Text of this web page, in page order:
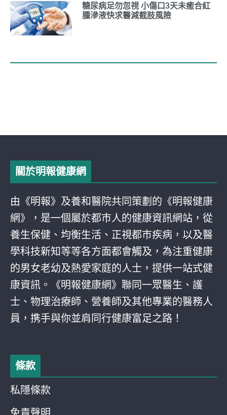
糖尿病足勿忽視 小傷口3天未癒合紅
腫滲液快求醫減截肢風險
關於明報健康網
由《明報》及養和醫院共同策劃的《明報健康
網》，是一個屬於都巿人的健康資訊網站，從
養生保健、均衡生活、正視都巿疾病，以及醫
學科技新知等等各方面都會觸及，為注重健康
的男女老幼及熱愛家庭的人士，提供一站式健
康資訊。《明報健康網》聯同一眾醫生、護
士、物理治療師、營養師及其他專業的醫務人
員，携手與你並肩同行健康富足之路！
條款
私隱條款